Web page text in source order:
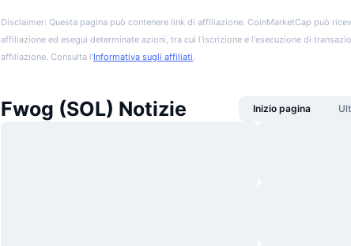
Disclaimer: Questa pagina può contenere link di affiliazione. CoinMarketCap può
affiliazione ed esegui determinate azioni, tra cui l'iscrizione e l'esecuzione di
affiliazione. Consulta l'Informativa sugli affiliati.
Fwog (SOL) Notizie Inizio pagina